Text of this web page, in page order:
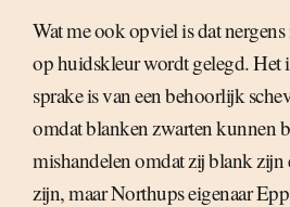
Wat me ook opviel is dat
op huidskleur wordt gelegd. Het
sprake is van een behoorlijk
omdat blanken zwarten kunnen
mishandelen omdat zij blank zijn
zijn, maar Northups eigenaar